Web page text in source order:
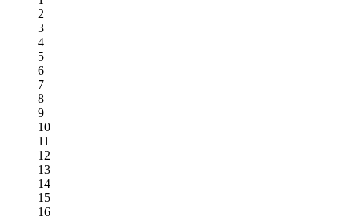
2
3
4
5
6
7
8
9
10
11
12
13
14
15
16